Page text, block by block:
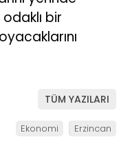
bir
TÜM YAZILARI
Ekonomi Erzincan